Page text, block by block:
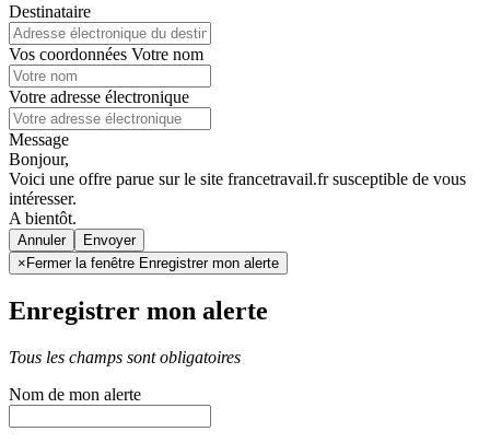
Destinataire
Vos coordonnées Votre nom
Votre adresse électronique
Message
Bonjour,
Voici une offre parue sur le site francetravail.fr susceptible de vous
intéresser.
A bientôt.
Annuler
× Fermer la fenêtre Enregistrer mon alerte
Enregistrer mon alerte
Tous les champs sont obligatoires
Nom de mon alerte